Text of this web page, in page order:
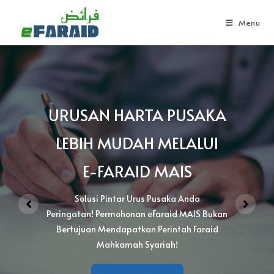
Menu
URUSAN HARTA PUSAKA
LEBIH MUDAH MELALUI
E-FARAID MAIS​
Solusi Pintar Urus Pusaka Anda
Peringatan! Permohonan eFaraid MAIS Bukan
Bertujuan Mendapatkan Perintah Faraid
Mahkamah Syariah!